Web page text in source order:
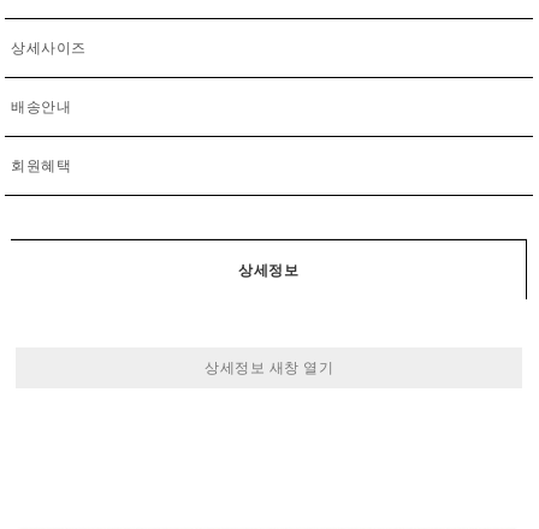
상세사이즈
배송안내
회원혜택
상세정보
상세정보 새창 열기